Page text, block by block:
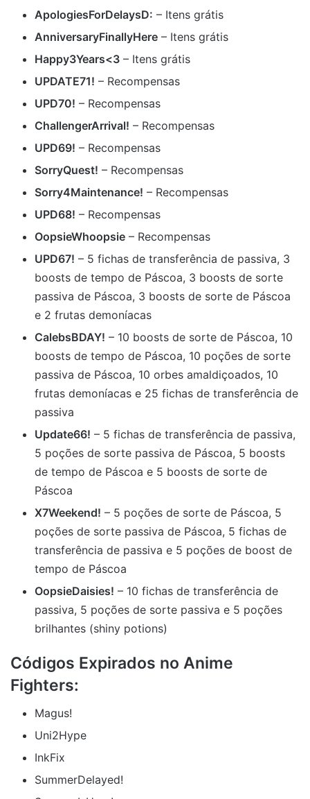
ApologiesForDelaysD: – Itens grátis
AnniversaryFinallyHere – Itens grátis
Happy3Years<3 – Itens grátis
UPDATE71! – Recompensas
UPD70! – Recompensas
ChallengerArrival! – Recompensas
UPD69! – Recompensas
SorryQuest! – Recompensas
Sorry4Maintenance! – Recompensas
UPD68! – Recompensas
OopsieWhoopsie – Recompensas
UPD67! – 5 fichas de transferência de passiva, 3
boosts de tempo de Páscoa, 3 boosts de sorte
passiva de Páscoa, 3 boosts de sorte de Páscoa
e 2 frutas demoníacas
CalebsBDAY! – 10 boosts de sorte de Páscoa, 10
boosts de tempo de Páscoa, 10 poções de sorte
passiva de Páscoa, 10 orbes amaldiçoados, 10
frutas demoníacas e 25 fichas de transferência de
passiva
Update66! – 5 fichas de transferência de passiva,
5 poções de sorte passiva de Páscoa, 5 boosts
de tempo de Páscoa e 5 boosts de sorte de
Páscoa
X7Weekend! – 5 poções de sorte de Páscoa, 5
poções de sorte passiva de Páscoa, 5 fichas de
transferência de passiva e 5 poções de boost de
tempo de Páscoa
OopsieDaisies! – 10 fichas de transferência de
passiva, 5 poções de sorte passiva e 5 poções
brilhantes (shiny potions)
Códigos Expirados no Anime
Fighters:
Magus!
Uni2Hype
InkFix
SummerDelayed!